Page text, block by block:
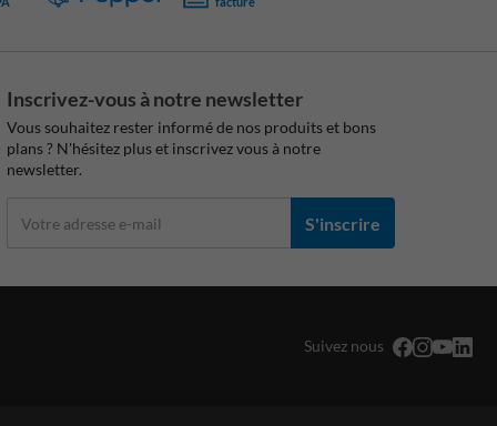
Inscrivez-vous à notre newsletter
Vous souhaitez rester informé de nos produits et bons
plans ? N'hésitez plus et inscrivez vous à notre
newsletter.
S'inscrire
Suivez nous